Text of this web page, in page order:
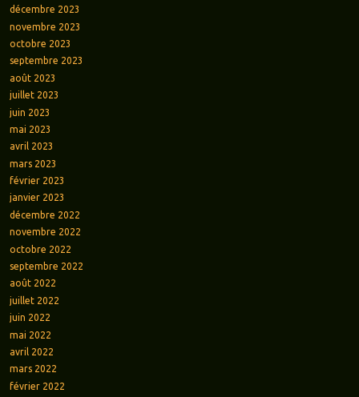
décembre 2023
novembre 2023
octobre 2023
septembre 2023
août 2023
juillet 2023
juin 2023
mai 2023
avril 2023
mars 2023
février 2023
janvier 2023
décembre 2022
novembre 2022
octobre 2022
septembre 2022
août 2022
juillet 2022
juin 2022
mai 2022
avril 2022
mars 2022
février 2022